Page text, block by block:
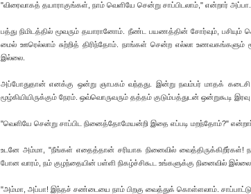
"விரைவாகத் தயாராகுங்கள், நாம் வெளியே சென்று சாப்பிடலாம்," என்றார் அப்பா.
பத்து நிமிடத்தில் மூவரும் தயாரானோம். நீண்ட பயணத்தின் சோர்வும்,
மைல் ஊரெல்லாம் சுற்றித் திரிந்தோம். நாங்கள் சென்ற எல்லா உணவகங்களும்
இல்லை.
அப்போதுதான் எனக்கு ஒன்று ஞாபகம் வந்தது. இன்று நவம்பர் மாதக்
மூழ்கியியிருக்கும் நேரம். ஒவ்வொருவரும் தத்தம் குடும்பத்துடன் ஒன்றுகூடி
"வெளியே சென்று சாப்பிட நினைத்தோமேயன்றி இதை எப்படி மறந்தோம்?"
உடனே அம்மா, "நீங்கள் எதைத்தான் சரியாக நினைவில் வைத்திருக்கிறீர்கள்!
போன வாரம், நம் குழந்தையின் பள்ளி நிகழ்ச்சிகூட உங்களுக்கு நினைவில்
"அம்மா, அப்பா! இந்தச் சண்டையை நாம் பிறகு வைத்துக் கொள்ளலாம்.